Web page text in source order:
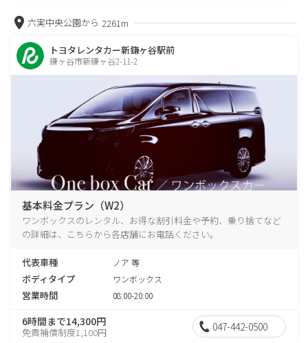
六実中央公園から 2261m
トヨタレンタカー新鎌ヶ谷駅前
鎌ヶ谷市新鎌ヶ谷2-11-2
基本料金プラン（W2）
ワンボックスのレンタル、お得な割引料金や予約、乗り捨てなど
の詳細は、こちらから各店舗にお電話ください。
代表車種 ノア 等
ボディタイプ ワンボックス
営業時間 08:00-20:00
6時間まで14,300円
免責補償制度1,100円 047-442-0500